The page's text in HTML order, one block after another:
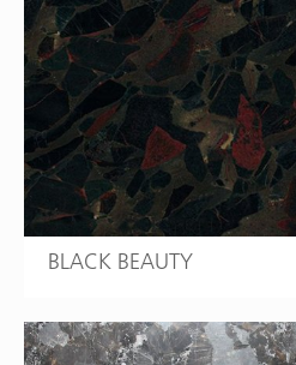
BLACK BEAUTY